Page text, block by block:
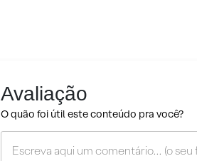
Avaliação
O quão foi útil este conteúdo pra você?